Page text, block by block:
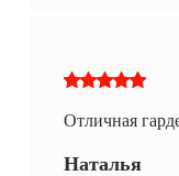
Отличная
Наталья